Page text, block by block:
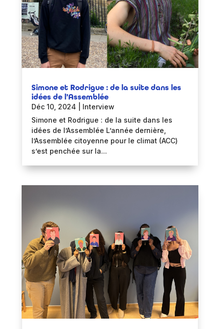
Simone et Rodrigue : de la suite dans les
idées de l’Assemblée
Déc 10, 2024
Interview
Simone et Rodrigue : de la suite dans les
idées de l’Assemblée L’année dernière,
l’Assemblée citoyenne pour le climat (ACC)
s’est penchée sur la...